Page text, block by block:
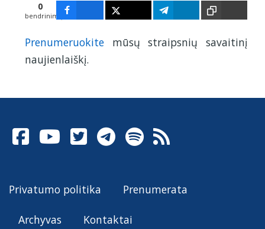
0
bendrinimų
Prenumeruokite mūsų straipsnių savaitinį
naujienlaiškį.
Privatumo politika Prenumerata
Archyvas Kontaktai